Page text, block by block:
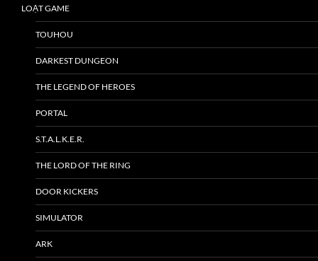
LOẠT GAME
TOUHOU
DARKEST DUNGEON
THE LEGEND OF HEROES
PORTAL
S.T.A.L.K.E.R.
THE LORD OF THE RING
DOOR KICKERS
SIMULATOR
ARK